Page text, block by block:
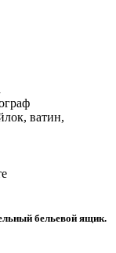
ватин,
бельевой ящик.